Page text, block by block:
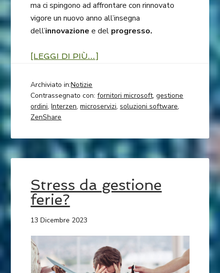
ma ci spingono ad affrontare con rinnovato
vigore un nuovo anno all’insegna
dell’innovazione e del progresso.
[LEGGI DI PIÙ…]
Archiviato in:Notizie
Contrassegnato con:fornitori microsoft,gestione
ordini,Interzen,microservizi,soluzioni software,
ZenShare
Stress da gestione
ferie?
13 Dicembre 2023